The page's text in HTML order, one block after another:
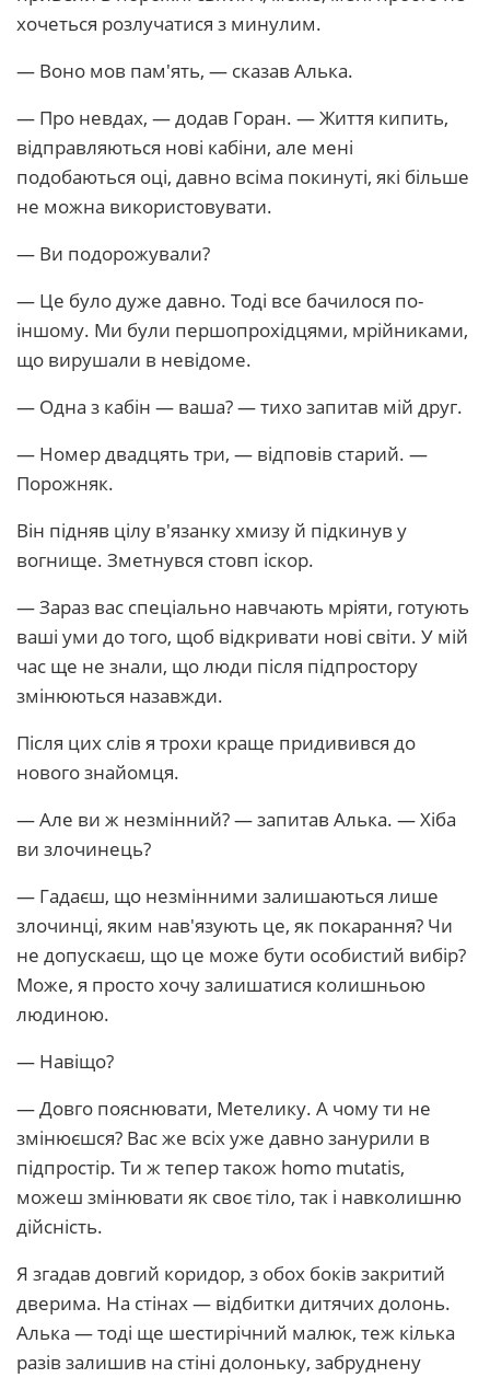
хочеться розлучатися з минулим.
— Воно мов пам'ять, — сказав Алька.
— Про невдах, — додав Горан. — Життя кипить,
відправляються нові кабіни, але мені
подобаються оці, давно всіма покинуті, які більше
не можна використовувати.
— Ви подорожували?
— Це було дуже давно. Тоді все бачилося по-
іншому. Ми були першопрохідцями, мрійниками,
що вирушали в невідоме.
— Одна з кабін — ваша? — тихо запитав мій друг.
— Номер двадцять три, — відповів старий. —
Порожняк.
Він підняв цілу в'язанку хмизу й підкинув у
вогнище. Зметнувся стовп іскор.
— Зараз вас спеціально навчають мріяти, готують
ваші уми до того, щоб відкривати нові світи. У мій
час ще не знали, що люди після підпростору
змінюються назавжди.
Після цих слів я трохи краще придивився до
нового знайомця.
— Але ви ж незмінний? — запитав Алька. — Хіба
ви злочинець?
— Гадаєш, що незмінними залишаються лише
злочинці, яким нав'язують це, як покарання? Чи
не допускаєш, що це може бути особистий вибір?
Може, я просто хочу залишатися колишньою
людиною.
— Навіщо?
— Довго пояснювати, Метелику. А чому ти не
змінюєшся? Вас же всіх уже давно занурили в
підпростір. Ти ж тепер також homo mutatis,
можеш змінювати як своє тіло, так і навколишню
дійсність.
Я згадав довгий коридор, з обох боків закритий
дверима. На стінах — відбитки дитячих долонь.
Алька — тоді ще шестирічний малюк, теж кілька
разів залишив на стіні долоньку, забруднену